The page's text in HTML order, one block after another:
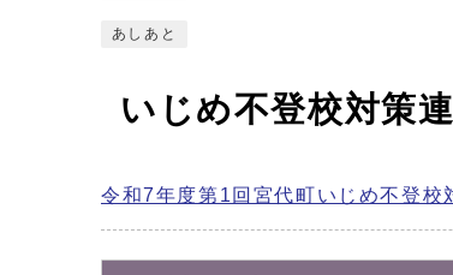
あしあと
いじめ不登校対策
令和7年度第1回宮代町いじめ不登校